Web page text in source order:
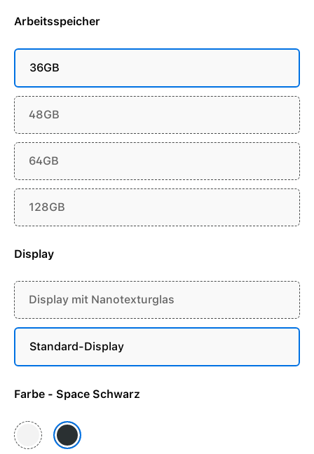
Arbeitsspeicher
36GB
48GB
64GB
128GB
Display
Display mit Nanotexturglas
Standard-Display
Farbe - Space Schwarz
Silber Space Schwarz